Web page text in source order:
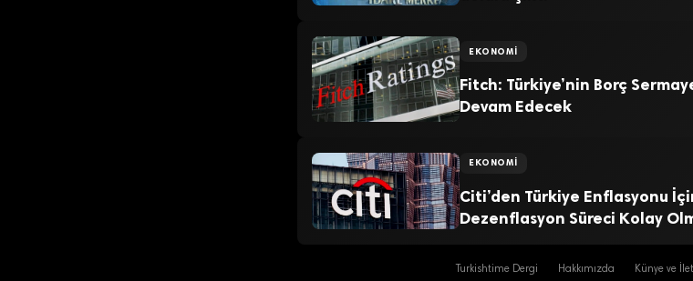
EKONOMI
Fitch: Türkiye’nin Borç
Devam Edecek
EKONOMI
Citi’den Türkiye Enflasyonu
Dezenflasyon Süreci Kolay
Turkishtime Dergi Hakkımızda Künye ve